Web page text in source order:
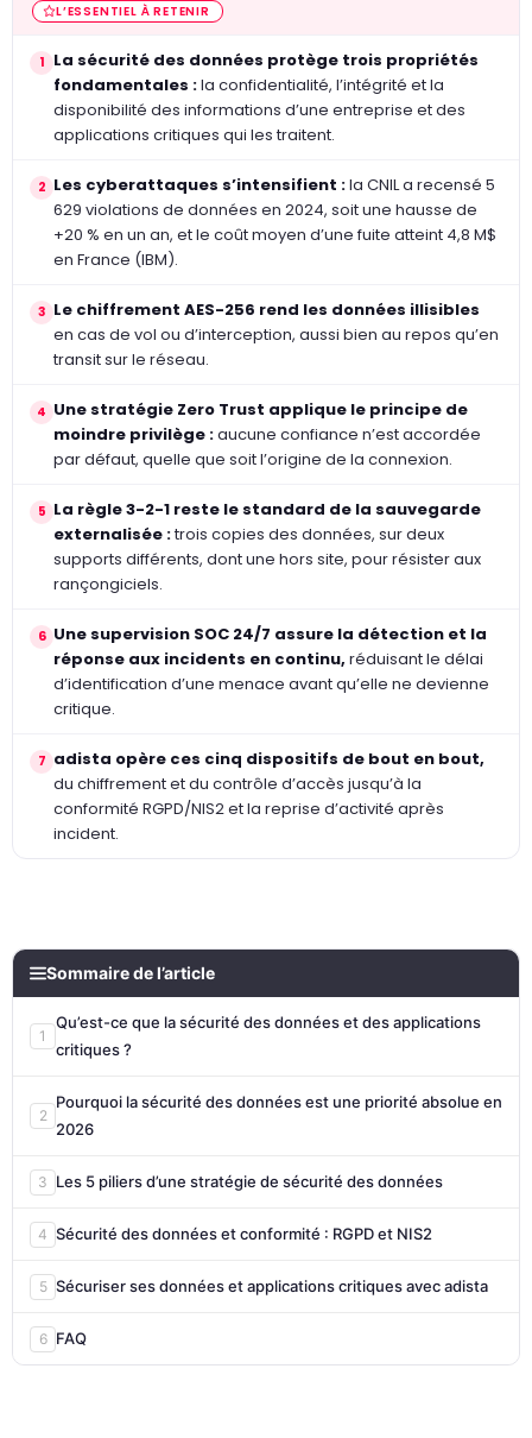
L’ESSENTIEL À RETENIR
1 La sécurité des données protège trois propriétés
fondamentales :la confidentialité, l’intégrité et la
disponibilité des informations d’une entreprise et des
applications critiques qui les traitent.
2 Les cyberattaques s’intensifient :la CNIL a recensé 5
629 violations de données en 2024, soit une hausse de
+20 % en un an, et le coût moyen d’une fuite atteint 4,8 M$
en France (IBM).
3 Le chiffrement AES-256 rend les données illisibles
en cas de vol ou d’interception, aussi bien au repos qu’en
transit sur le réseau.
4 Une stratégie Zero Trust applique le principe de
moindre privilège :aucune confiance n’est accordée
par défaut, quelle que soit l’origine de la connexion.
5 La règle 3-2-1 reste le standard de la sauvegarde
externalisée :trois copies des données, sur deux
supports différents, dont une hors site, pour résister aux
rançongiciels.
6 Une supervision SOC 24/7 assure la détection et la
réponse aux incidents en continu, réduisant le délai
d’identification d’une menace avant qu’elle ne devienne
critique.
7 adista opère ces cinq dispositifs de bout en bout,
du chiffrement et du contrôle d’accès jusqu’à la
conformité RGPD/NIS2 et la reprise d’activité après
incident.
Sommaire de l’article
1
Qu’est-ce que la sécurité des données et des applications
critiques ?
2
Pourquoi la sécurité des données est une priorité absolue en
2026
3 Les 5 piliers d’une stratégie de sécurité des données
4 Sécurité des données et conformité : RGPD et NIS2
5 Sécuriser ses données et applications critiques avec adista
6 FAQ